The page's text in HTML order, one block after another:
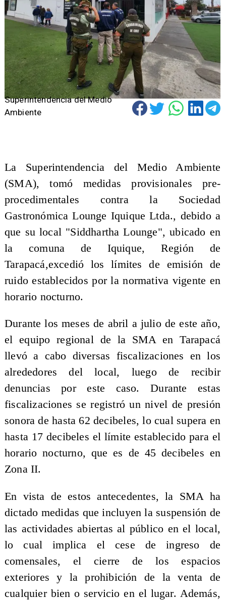
Superintendencia del Medio
Ambiente
La Superintendencia del Medio Ambiente
(SMA), tomó medidas provisionales pre-
procedimentales contra la Sociedad
Gastronómica Lounge Iquique Ltda., debido a
que su local "Siddhartha Lounge", ubicado en
la comuna de Iquique, Región de
Tarapacá,excedió los límites de emisión de
ruido establecidos por la normativa vigente en
horario nocturno.
Durante los meses de abril a julio de este año,
el equipo regional de la SMA en Tarapacá
llevó a cabo diversas fiscalizaciones en los
alrededores del local, luego de recibir
denuncias por este caso. Durante estas
fiscalizaciones se registró un nivel de presión
sonora de hasta 62 decibeles, lo cual supera en
hasta 17 decibeles el límite establecido para el
horario nocturno, que es de 45 decibeles en
Zona II.
En vista de estos antecedentes, la SMA ha
dictado medidas que incluyen la suspensión de
las actividades abiertas al público en el local,
lo cual implica el cese de ingreso de
comensales, el cierre de los espacios
exteriores y la prohibición de la venta de
cualquier bien o servicio en el lugar. Además,